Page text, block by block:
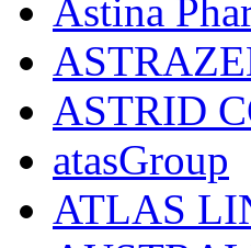
Astina
ASTRID
atasGroup
ATLAS